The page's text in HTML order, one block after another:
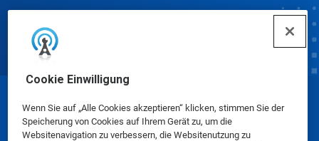
Cookie Einwilligung
Wenn Sie auf „Alle Cookies akzeptieren“ klicken, stimmen Sie der
Speicherung von Cookies auf Ihrem Gerät zu, um die
Websitenavigation zu verbessern, die Websitenutzung zu
© Ecolab Inc. 2025